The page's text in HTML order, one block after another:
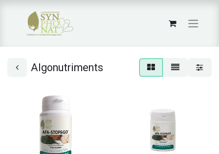
Algonutriments